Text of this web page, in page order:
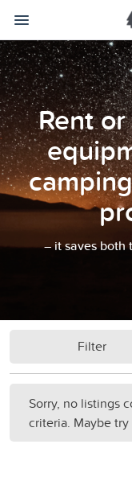
Rent
– it saves both
Filter
Sorry, no listings
criteria. Maybe